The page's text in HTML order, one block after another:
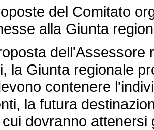
del Comitato
alla Giunta
dell'Assessore
la Giunta regionale
contenere
la futura
dovranno